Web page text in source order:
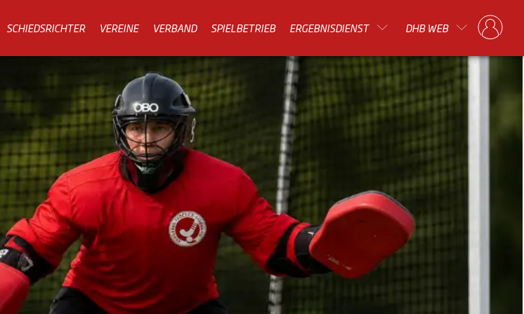
SCHIEDSRICHTER VEREINE VERBAND SPIELBETRIEB ERGEBNISDIENST DHB WEB